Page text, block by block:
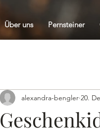
alexandra-bengler 20.
Über uns Pernsteiner